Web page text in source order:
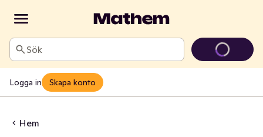
Sök
Logga in Skapa konto
Hem